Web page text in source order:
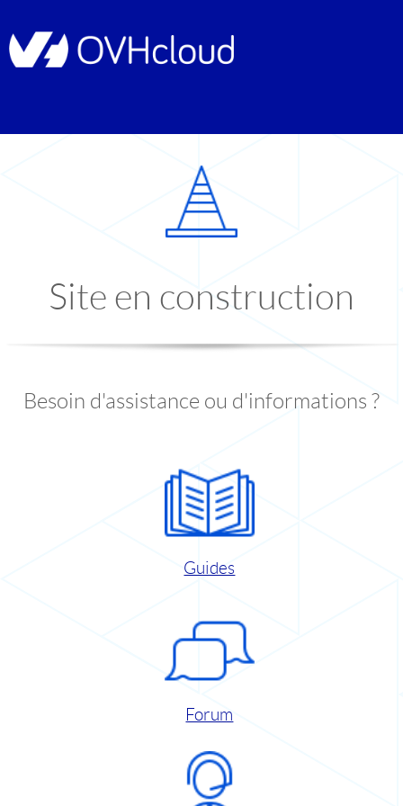
Site en construction
Besoin d'assistance ou d'informations ?
Guides
Forum